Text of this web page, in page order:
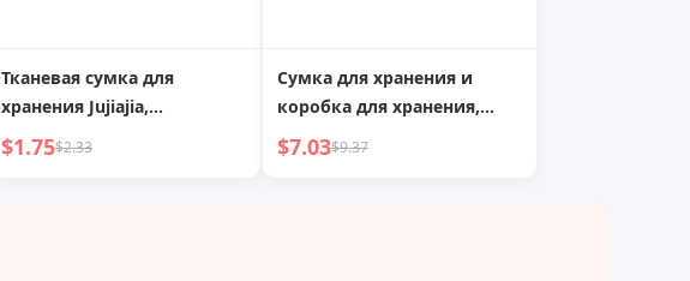
Тканевая сумка для
хранения Jujiajia,
инструменты для
$1.75$2.33
Сумка для хранения и
коробка для хранения,
большая вместимость,
$7.03$9.37